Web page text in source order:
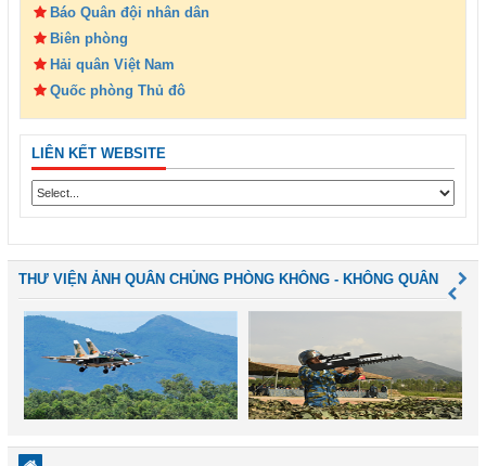
Báo Quân đội nhân dân
Biên phòng
Hải quân Việt Nam
Quốc phòng Thủ đô
LIÊN KẾT WEBSITE
THƯ VIỆN ẢNH QUÂN CHỦNG PHÒNG KHÔNG - KHÔNG QUÂN